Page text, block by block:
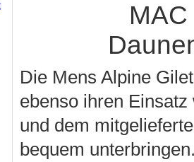
Die Mens Alpine
ebenso ihren
und dem
bequem